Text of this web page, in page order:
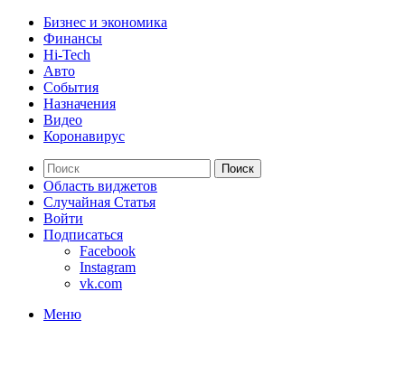
Бизнес и экономика
Финансы
Hi-Tech
Авто
События
Назначения
Видео
Коронавирус
Поиск
Область виджетов
Случайная Статья
Войти
Подписаться
Facebook
Instagram
vk.com
Меню